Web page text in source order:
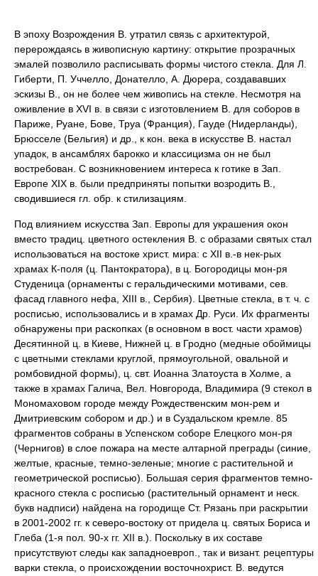
В эпоху Возрождения В. утратил связь с архитектурой,
перерождаясь в живописную картину: открытие прозрачных
эмалей позволило расписывать формы чистого стекла. Для Л.
Гиберти, П. Уччелло, Донателло, А. Дюрера, создававших
эскизы В., он не более чем живопись на стекле. Несмотря на
оживление в XVI в. в связи с изготовлением В. для соборов в
Париже, Руане, Бове, Труа (Франция), Гауде (Нидерланды),
Брюсселе (Бельгия) и др., к кон. века в искусстве В. настал
упадок, в ансамблях барокко и классицизма он не был
востребован. С возникновением интереса к готике в Зап.
Европе XIX в. были предприняты попытки возродить В.,
сводившиеся гл. обр. к стилизациям.
Под влиянием искусства Зап. Европы для украшения окон
вместо традиц. цветного остекления В. с образами святых стал
использоваться на востоке христ. мира: с XII в.-в нек-рых
храмах К-поля (ц. Пантократора), в ц. Богородицы мон-ря
Студеница (орнаменты с геральдическими мотивами, сев.
фасад главного нефа, XIII в., Сербия). Цветные стекла, в т. ч. с
росписью, использовались и в храмах Др. Руси. Их фрагменты
обнаружены при раскопках (в основном в вост. части храмов)
Десятинной ц. в Киеве, Нижней ц. в Гродно (медные обоймицы
с цветными стеклами круглой, прямоугольной, овальной и
ромбовидной формы), ц. свт. Иоанна Златоуста в Холме, а
также в храмах Галича, Вел. Новгорода, Владимира (9 стекол в
Мономаховом городе между Рождественским мон-рем и
Дмитриевским собором и др.) и в Суздальском кремле. 85
фрагментов собраны в Успенском соборе Елецкого мон-ря
(Чернигов) в слое пожара на месте алтарной преграды (синие,
желтые, красные, темно-зеленые; многие с растительной и
геометрической росписью). Большая серия фрагментов темно-
красного стекла с росписью (растительный орнамент и неск.
букв надписи) найдена на городище Ст. Рязань при раскрытии
в 2001-2002 гг. к северо-востоку от придела ц. святых Бориса и
Глеба (1-я пол. 90-х гг. XII в.). Поскольку в их составе
присутствуют следы как западноевроп., так и визант. рецептуры
варки стекла, о происхождении восточнохрист. В. ведутся